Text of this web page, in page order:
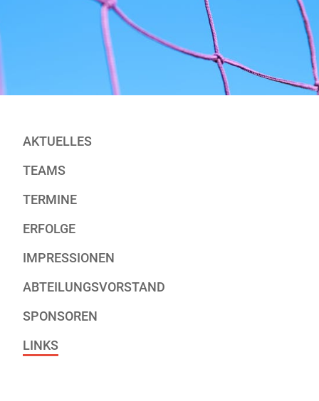
AKTUELLES
TEAMS
TERMINE
ERFOLGE
IMPRESSIONEN
ABTEILUNGSVORSTAND
SPONSOREN
LINKS